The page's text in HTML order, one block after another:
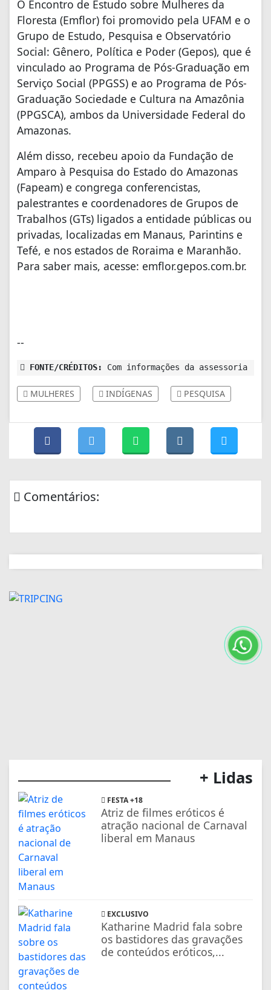
O Encontro de Estudo sobre Mulheres da
Floresta (Emflor) foi promovido pela UFAM e o
Grupo de Estudo, Pesquisa e Observatório
Social: Gênero, Política e Poder (Gepos), que é
vinculado ao Programa de Pós-Graduação em
Serviço Social (PPGSS) e ao Programa de Pós-
Graduação Sociedade e Cultura na Amazônia
(PPGSCA), ambos da Universidade Federal do
Amazonas.
Além disso, recebeu apoio da Fundação de
Amparo à Pesquisa do Estado do Amazonas
(Fapeam) e congrega conferencistas,
palestrantes e coordenadores de Grupos de
Trabalhos (GTs) ligados a entidade públicas ou
privadas, localizadas em Manaus, Parintins e
Tefé, e nos estados de Roraima e Maranhão.
Para saber mais, acesse: emflor.gepos.com.br.
--
FONTE/CRÉDITOS: Com informações da assessoria
MULHERES INDÍGENAS PESQUISA
Comentários:
+ Lidas
FESTA +18
Atriz de filmes eróticos é
atração nacional de Carnaval
liberal em Manaus
EXCLUSIVO
Katharine Madrid fala sobre
os bastidores das gravações
de conteúdos eróticos,...